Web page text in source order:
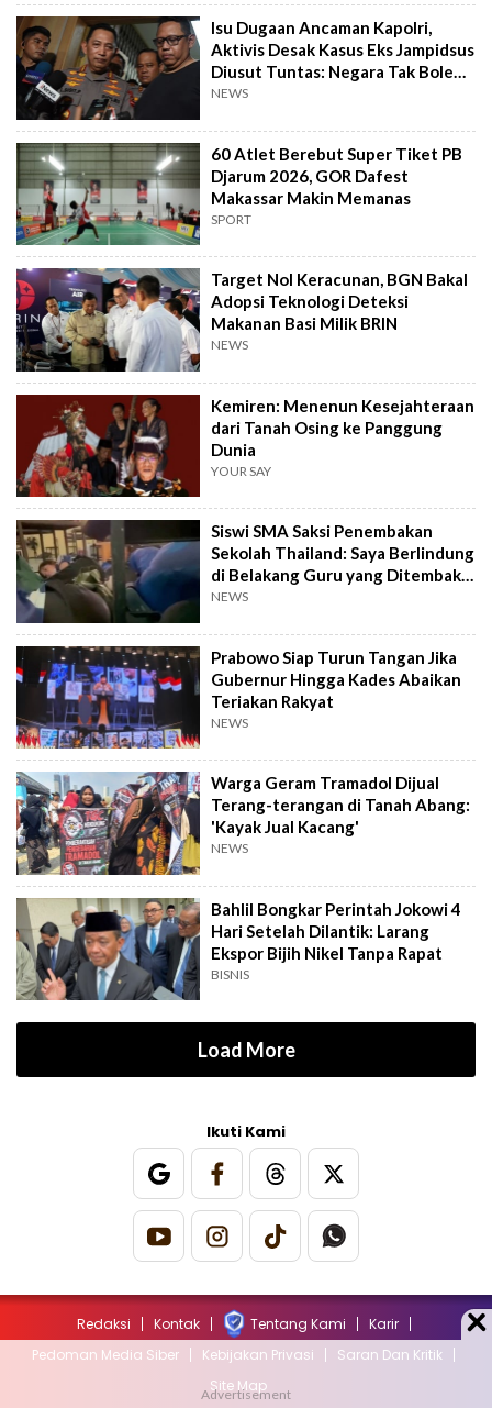
Isu Dugaan Ancaman Kapolri,
Aktivis Desak Kasus Eks Jampidsus
Diusut Tuntas: Negara Tak Boleh
Kalah
NEWS
60 Atlet Berebut Super Tiket PB
Djarum 2026, GOR Dafest
Makassar Makin Memanas
SPORT
Target Nol Keracunan, BGN Bakal
Adopsi Teknologi Deteksi
Makanan Basi Milik BRIN
NEWS
Kemiren: Menenun Kesejahteraan
dari Tanah Osing ke Panggung
Dunia
YOUR SAY
Siswi SMA Saksi Penembakan
Sekolah Thailand: Saya Berlindung
di Belakang Guru yang Ditembak
Mati
NEWS
Prabowo Siap Turun Tangan Jika
Gubernur Hingga Kades Abaikan
Teriakan Rakyat
NEWS
Warga Geram Tramadol Dijual
Terang-terangan di Tanah Abang:
'Kayak Jual Kacang'
NEWS
Bahlil Bongkar Perintah Jokowi 4
Hari Setelah Dilantik: Larang
Ekspor Bijih Nikel Tanpa Rapat
BISNIS
Load More
Ikuti Kami
Redaksi Kontak Tentang Kami
Karir
Pedoman Media Siber
Kebijakan Privasi
Saran Dan Kritik
Site Map